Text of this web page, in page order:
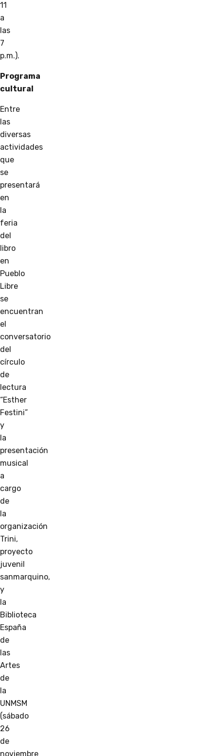
11
a
las
7
p.m.).
Programa
cultural
Entre
las
diversas
actividades
que
se
presentará
en
la
feria
del
libro
en
Pueblo
Libre
se
encuentran
el
conversatorio
del
círculo
de
lectura
“Esther
Festini”
y
la
presentación
musical
a
cargo
de
la
organización
Trini,
proyecto
juvenil
sanmarquino,
y
la
Biblioteca
España
de
las
Artes
de
la
UNMSM
(sábado
26
de
noviembre